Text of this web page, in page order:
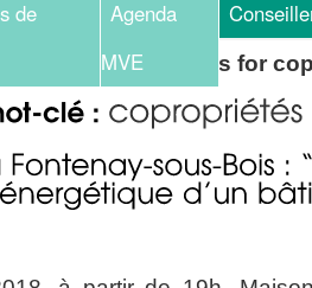
de
Agenda
MVE
Blog»Archives for